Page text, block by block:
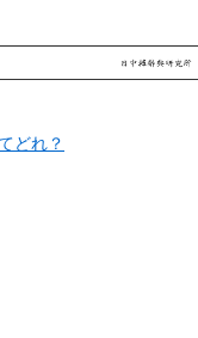
どれ？